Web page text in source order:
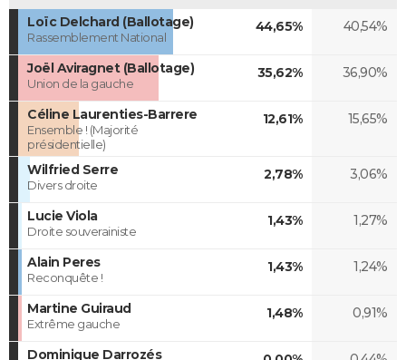
Loïc Delchard (Ballotage)
Rassemblement National
44,65% 40,54%
Joël Aviragnet (Ballotage)
Union de la gauche
35,62% 36,90%
Céline Laurenties-Barrere
Ensemble ! (Majorité
présidentielle)
12,61% 15,65%
Wilfried Serre
Divers droite
2,78% 3,06%
Lucie Viola
Droite souverainiste
1,43% 1,27%
Alain Peres
Reconquête !
1,43% 1,24%
Martine Guiraud
Extrême gauche
1,48% 0,91%
Dominique Darrozés